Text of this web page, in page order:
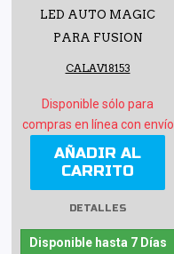
LED AUTO MAGIC
PARA FUSION
CALAV18153
Disponible sólo para
compras en línea con envío
AÑADIR AL
CARRITO
DETALLES
Disponible hasta 7 Días